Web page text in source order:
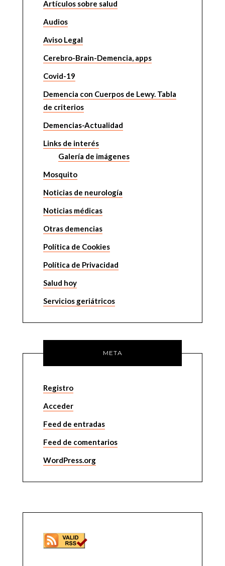
Artículos sobre salud
Audios
Aviso Legal
Cerebro-Brain-Demencia, apps
Covid-19
Demencia con Cuerpos de Lewy. Tabla
de criterios
Demencias-Actualidad
Links de interés
Galería de imágenes
Mosquito
Noticias de neurología
Noticias médicas
Otras demencias
Política de Cookies
Política de Privacidad
Salud hoy
Servicios geriátricos
META
Registro
Acceder
Feed de entradas
Feed de comentarios
WordPress.org